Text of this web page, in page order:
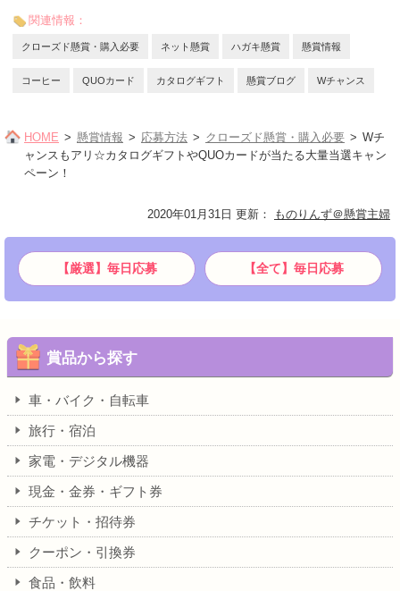
関連情報：
クローズド懸賞・購入必要 ネット懸賞 ハガキ懸賞 懸賞情報
コーヒー QUOカード カタログギフト 懸賞ブログ Wチャンス
HOME 懸賞情報 応募方法 クローズド懸賞・購入必要
Wチ
ャンスもアリ☆カタログギフトやQUOカードが当たる大量当選キャン
ペーン！
2020年01月31日 更新 ： ものりんず＠懸賞主婦
【厳選】毎日応募 【全て】毎日応募
賞品から探す
車・バイク・自転車
旅行・宿泊
家電・デジタル機器
現金・金券・ギフト券
チケット・招待券
クーポン・引換券
食品・飲料